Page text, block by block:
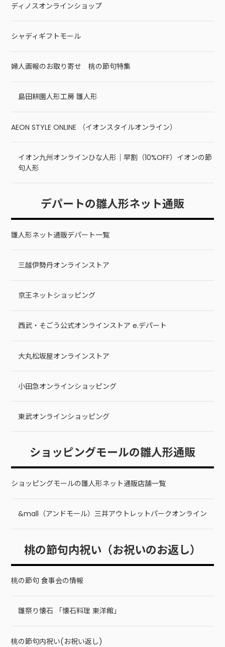
ディノスオンラインショップ
シャディギフトモール
婦人画報のお取り寄せ 桃の節句特集
島田耕園人形工房 雛人形
AEON STYLE ONLINE （イオンスタイルオンライン）
イオン九州オンラインひな人形｜早割（10%OFF）イオンの節
句人形
デパートの雛人形ネット通販
雛人形ネット通販デパート一覧
三越伊勢丹オンラインストア
京王ネットショッピング
西武・そごう公式オンラインストア e.デパート
大丸松坂屋オンラインストア
小田急オンラインショッピング
東武オンラインショッピング
ショッピングモールの雛人形通販
ショッピングモールの雛人形ネット通販店舗一覧
&mall（アンドモール）三井アウトレットパークオンライン
桃の節句内祝い（お祝いのお返し）
桃の節句 食事会の情報
雛祭り懐石 「懐石料理 東洋館」
桃の節句内祝い(お祝い返し)